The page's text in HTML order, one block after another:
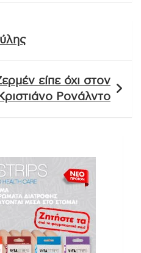
είπε όχι στον
Κριστιάνο Ρονάλντο